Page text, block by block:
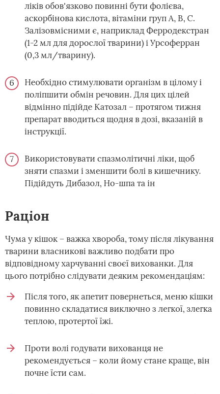
ліків обов'язково повинні бути фолієва,
аскорбінова кислота, вітаміни груп А, В, С.
Залізовмісними є, наприклад Ферродекстран
(1-2 мл для дорослої тварини) і Урсоферран
(0,3 мл/тварину).
Необхідно стимулювати організм в цілому і
поліпшити обмін речовин. Для цих цілей
відмінно підійде Катозал – протягом тижня
препарат вводиться щодня в дозі, вказаній в
інструкції.
Використовувати спазмолітичні ліки, щоб
зняти спазми і зменшити болі в кишечнику.
Підійдуть Дибазол, Но-шпа та ін
Раціон
Чума у кішок – важка хвороба, тому після лікування
тварини власникові важливо подбати про
відповідному харчуванні своєї вихованки. Для
цього потрібно слідувати деяким рекомендаціям:
Після того, як апетит повернеться, меню кішки
повинно складатися виключно з легкої, злегка
теплою, протертої їжі.
Проти волі годувати вихованця не
рекомендується – коли йому стане краще, він
почне їсти сам.